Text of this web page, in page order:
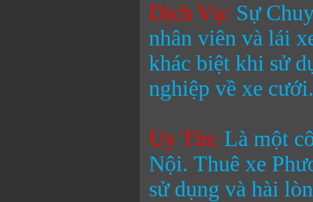
Dịch Vụ: Sự
nhân viên và lái
khác biệt khi sử
nghiệp về xe cưới.
Uy Tín: Là một
Nội. Thuê xe
sử dụng và hài